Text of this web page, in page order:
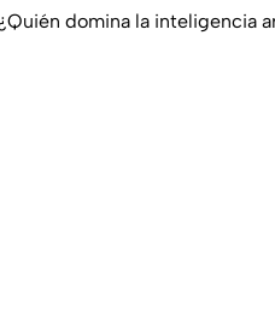
domina la inteligencia